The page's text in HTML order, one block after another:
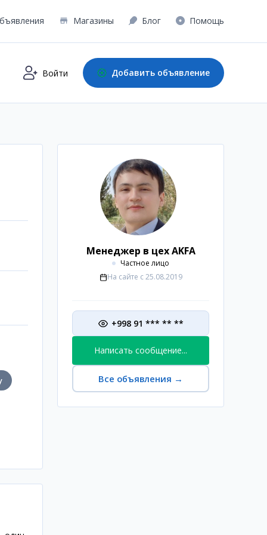
Магазины Блог Помощь
Войти Добавить объявление
Менеджер в цех AKFA
Частное лицо
На сайте с 25.08.2019
+998 91 *** ** **
Написать сообщение...
Все объявления →